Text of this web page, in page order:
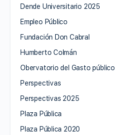
Dende Universitario 2025
Empleo Público
Fundación Don Cabral
Humberto Colmán
Obervatorio del Gasto público
Perspectivas
Perspectivas 2025
Plaza Pública
Plaza Pública 2020